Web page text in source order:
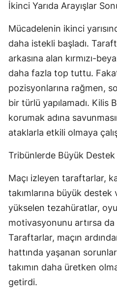
İkinci Yarıda Arayışlar
Mücadelenin ikinci
daha istekli başladı.
arkasına alan kırmızı-
daha fazla top tuttu.
pozisyonlarına rağmen,
bir türlü yapılamadı. Kilis
korumak adına
ataklarla etkili olmaya
Tribünlerde Büyük Destek
Maçı izleyen taraftarlar,
takımlarına büyük
yükselen tezahüratlar,
motivasyonunu artırsa da
Taraftarlar, maçın
hattında yaşanan
takımın daha üretken
getirdi.